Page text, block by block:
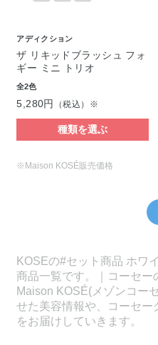
アディクション
ザ リキッドブラッシュ フォ
ギー ミニ トリオ
全2色
5,280円 （税込）※
種類を選ぶ
※Maison KOSÉ販売価格
KOSEの#セット商品 ホワ
商品一覧です。｜コーセー
Maison KOSÉ(メゾンコー
せた美容情報や、コーセー
をお届けしていきます。